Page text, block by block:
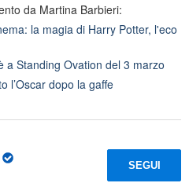
da Martina Barbieri:
la magia di Harry Potter, l'eco
a Standing Ovation del 3 marzo
l’Oscar dopo la gaffe
SEGUI